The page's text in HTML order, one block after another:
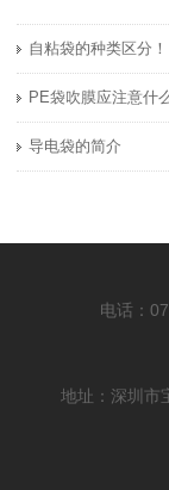
自粘袋的种类区分！
PE袋吹膜应注意什
导电袋的简介
电话：
地址：深圳市